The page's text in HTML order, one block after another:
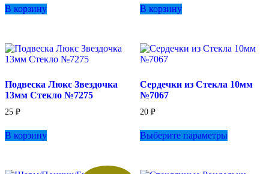
В корзину В корзину
Подвеска Люкс Звездочка
13мм Стекло №7275
25 ₽
В корзину
Сердечки из Стекла 10мм
№7067
20 ₽
Выберите параметрытовар